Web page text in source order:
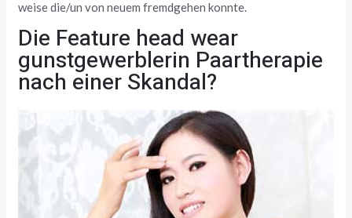
weise die/un von neuem fremdgehen konnte.
Die Feature head wear
gunstgewerblerin Paartherapie
nach einer Skandal?